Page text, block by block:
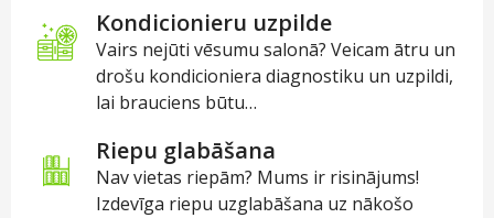
Kondicionieru uzpilde
Vairs nejūti vēsumu salonā? Veicam ātru un
drošu kondicioniera diagnostiku un uzpildi,
lai brauciens būtu…
Riepu glabāšana
Nav vietas riepām? Mums ir risinājums!
Izdevīga riepu uzglabāšana uz nākošo